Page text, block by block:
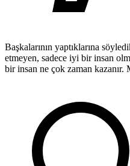
Başkalarının yaptıklarına
etmeyen, sadece iyi bir insan
bir insan ne çok zaman kazanır.